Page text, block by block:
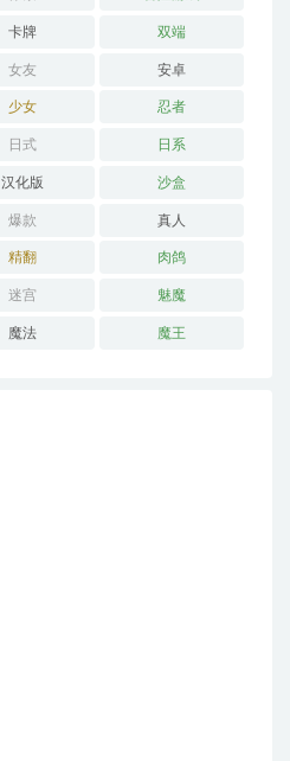
卡牌 双端
女友 安卓
少女 忍者
日式 日系
汉化版 沙盒
爆款 真人
精翻 肉鸽
迷宫 魅魔
魔法 魔王